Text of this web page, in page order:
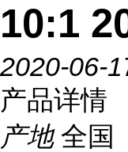
10:1
2020-06-
产品详情
产地 全国